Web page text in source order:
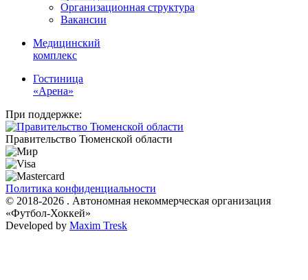
Организационная структура
Вакансии
Медицинский
комплекс
Гостиница
«Арена»
При поддержке:
Правительство Тюменской области
Политика конфиденциальности
© 2018-2026 . Автономная некоммерческая организация
«Футбол-Хоккей»
Developed by Maxim Tresk